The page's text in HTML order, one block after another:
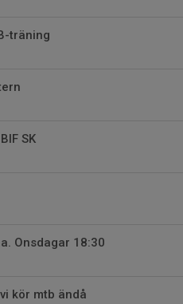
träning
SK
Onsdagar 18:30
kör mtb ändå